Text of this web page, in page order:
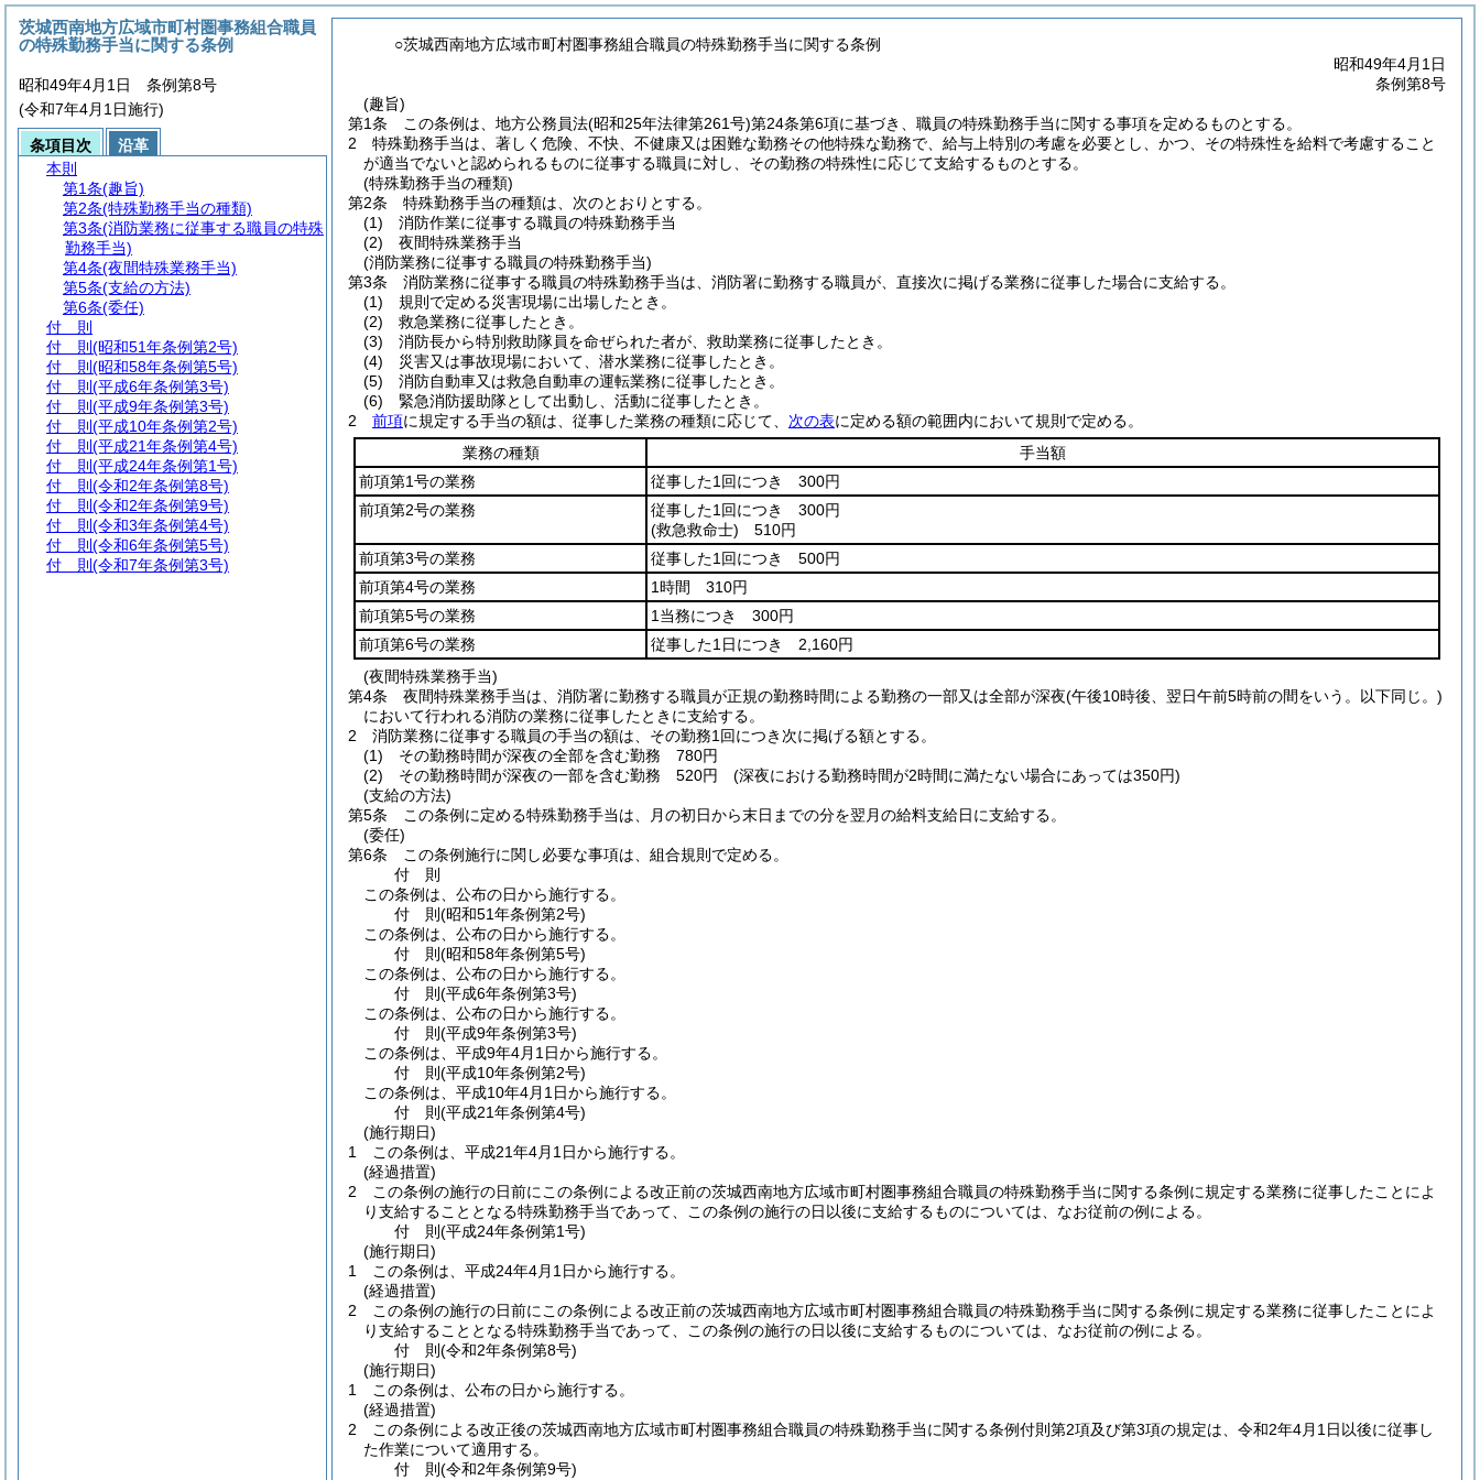
○茨城西南地方広域市町村圏事務組合職員の特殊勤務手当に関する条例
昭和49年4月1日
条例第8号
(趣旨)
第1条
この条例は、地方公務員法(昭和25年法律第261号)第24条第6項に基づき、職員の特殊勤務手当に関する事項を定めるものとする。
2
特殊勤務手当は、著しく危険、不快、不健康又は困難な勤務その他特殊な勤務で、給与上特別の考慮を必要とし、かつ、その特殊性を給料で考慮すること
が適当でないと認められるものに従事する職員に対し、その勤務の特殊性に応じて支給するものとする。
(特殊勤務手当の種類)
第2条
特殊勤務手当の種類は、次のとおりとする。
(1)
消防作業に従事する職員の特殊勤務手当
(2)
夜間特殊業務手当
(消防業務に従事する職員の特殊勤務手当)
第3条
消防業務に従事する職員の特殊勤務手当は、消防署に勤務する職員が、直接次に掲げる業務に従事した場合に支給する。
(1)
規則で定める災害現場に出場したとき。
(2)
救急業務に従事したとき。
(3)
消防長から特別救助隊員を命ぜられた者が、救助業務に従事したとき。
(4)
災害又は事故現場において、潜水業務に従事したとき。
(5)
消防自動車又は救急自動車の運転業務に従事したとき。
(6)
緊急消防援助隊として出動し、活動に従事したとき。
2
前項に規定する手当の額は、従事した業務の種類に応じて、 次の表に定める額の範囲内において規則で定める。
業務の種類
手当額
前項第1号の業務
従事した1回につき 300円
前項第2号の業務
従事した1回につき 300円
(救急救命士) 510円
前項第3号の業務
従事した1回につき 500円
前項第4号の業務
1時間 310円
前項第5号の業務
1当務につき 300円
前項第6号の業務
従事した1日につき 2,160円
(夜間特殊業務手当)
第4条
夜間特殊業務手当は、消防署に勤務する職員が正規の勤務時間による勤務の一部又は全部が深夜(午後10時後、翌日午前5時前の間をいう。以下同じ。)
において行われる消防の業務に従事したときに支給する。
2
消防業務に従事する職員の手当の額は、その勤務1回につき次に掲げる額とする。
(1)
その勤務時間が深夜の全部を含む勤務 780円
(2)
その勤務時間が深夜の一部を含む勤務 520円 (深夜における勤務時間が2時間に満たない場合にあっては350円)
(支給の方法)
第5条
この条例に定める特殊勤務手当は、月の初日から末日までの分を翌月の給料支給日に支給する。
(委任)
第6条
この条例施行に関し必要な事項は、組合規則で定める。
付 則
この条例は、公布の日から施行する。
付 則(昭和51年条例第2号)
この条例は、公布の日から施行する。
付 則(昭和58年条例第5号)
この条例は、公布の日から施行する。
付 則(平成6年条例第3号)
この条例は、公布の日から施行する。
付 則(平成9年条例第3号)
この条例は、平成9年4月1日から施行する。
付 則(平成10年条例第2号)
この条例は、平成10年4月1日から施行する。
付 則(平成21年条例第4号)
(施行期日)
1
この条例は、平成21年4月1日から施行する。
(経過措置)
2
この条例の施行の日前にこの条例による改正前の茨城西南地方広域市町村圏事務組合職員の特殊勤務手当に関する条例に規定する業務に従事したことによ
り支給することとなる特殊勤務手当であって、この条例の施行の日以後に支給するものについては、なお従前の例による。
付 則(平成24年条例第1号)
(施行期日)
1
この条例は、平成24年4月1日から施行する。
(経過措置)
2
この条例の施行の日前にこの条例による改正前の茨城西南地方広域市町村圏事務組合職員の特殊勤務手当に関する条例に規定する業務に従事したことによ
り支給することとなる特殊勤務手当であって、この条例の施行の日以後に支給するものについては、なお従前の例による。
付 則(令和2年条例第8号)
(施行期日)
1
この条例は、公布の日から施行する。
(経過措置)
2
この条例による改正後の茨城西南地方広域市町村圏事務組合職員の特殊勤務手当に関する条例付則第2項及び第3項の規定は、令和2年4月1日以後に従事し
た作業について適用する。
付 則(令和2年条例第9号)
茨城西南地方広域市町村圏事務組合職員
の特殊勤務手当に関する条例
昭和49年4月1日 条例第8号
(令和7年4月1日施行)
条項目次
沿革
本則
第1条(趣旨)
第2条(特殊勤務手当の種類)
第3条(消防業務に従事する職員の特殊
勤務手当)
第4条(夜間特殊業務手当)
第5条(支給の方法)
第6条(委任)
付 則
付 則 (昭和51年条例第2号)
付 則 (昭和58年条例第5号)
付 則 (平成6年条例第3号)
付 則 (平成9年条例第3号)
付 則 (平成10年条例第2号)
付 則 (平成21年条例第4号)
付 則 (平成24年条例第1号)
付 則 (令和2年条例第8号)
付 則 (令和2年条例第9号)
付 則 (令和3年条例第4号)
付 則 (令和6年条例第5号)
付 則 (令和7年条例第3号)